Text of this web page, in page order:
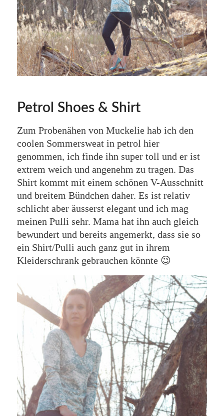
Petrol Shoes & Shirt
Zum Probenähen von Muckelie hab ich den
coolen Sommersweat in petrol hier
genommen, ich finde ihn super toll und er ist
extrem weich und angenehm zu tragen. Das
Shirt kommt mit einem schönen V-Ausschnitt
und breitem Bündchen daher. Es ist relativ
schlicht aber äusserst elegant und ich mag
meinen Pulli sehr. Mama hat ihn auch gleich
bewundert und bereits angemerkt, dass sie so
ein Shirt/Pulli auch ganz gut in ihrem
Kleiderschrank gebrauchen könnte 😉